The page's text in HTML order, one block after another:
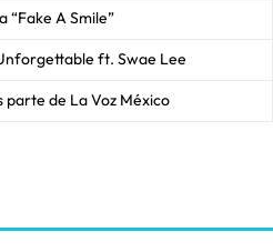
“Fake A Smile”
ft. Swae Lee
parte de La Voz México